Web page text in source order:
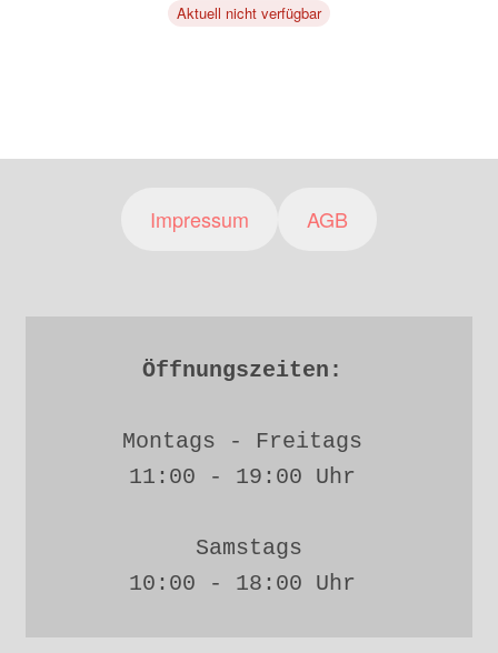
Aktuell nicht verfügbar
Impressum AGB
Öffnungszeiten:
Montags - Freitags
11:00 - 19:00 Uhr
Samstags
10:00 - 18:00 Uhr